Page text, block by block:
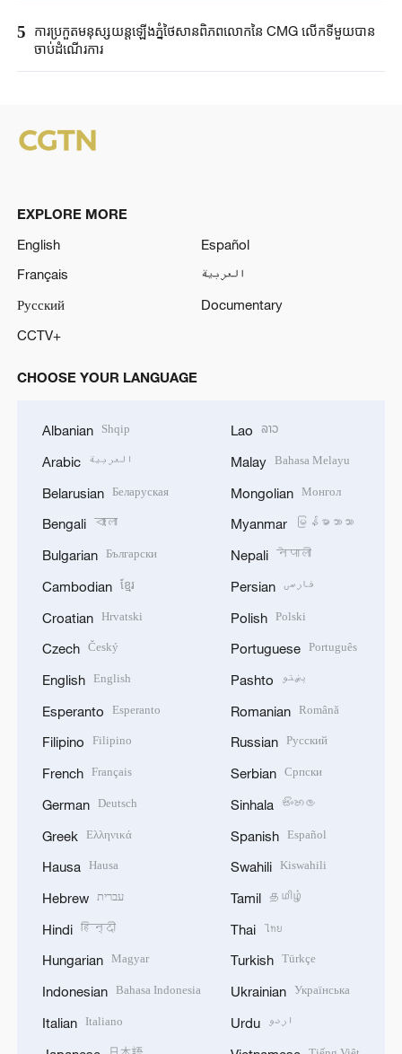
5
ការប្រកួតមនុស្សយន្តឡើងភ្នំថៃសានពិភពលោកនៃ CMG លើកទីមួយបាន
ចាប់ដំណើរការ
EXPLORE MORE
English
Español
Français
العربية
Русский
Documentary
CCTV+
CHOOSE YOUR LANGUAGE
Albanian Shqip
Arabic العربية
Belarusian Беларуская
Bengali বাংলা
Bulgarian Български
Cambodian ខ្មែរ
Croatian Hrvatski
Czech Český
English English
Esperanto Esperanto
Filipino Filipino
French Français
German Deutsch
Greek Ελληνικά
Hausa Hausa
Hebrew עברית
Hindi हिन्दी
Hungarian Magyar
Indonesian Bahasa Indonesia
Italian Italiano
Lao ລາວ
Malay Bahasa Melayu
Mongolian Монгол
Myanmar မြန်မာဘာသာ
Nepali नेपाली
Persian فارسی
Polish Polski
Portuguese Português
Pashto پښتو
Romanian Română
Russian Русский
Serbian Српски
Sinhala සිංහල
Spanish Español
Swahili Kiswahili
Tamil தமிழ்
Thai ไทย
Turkish Türkçe
Ukrainian Українська
Urdu اردو